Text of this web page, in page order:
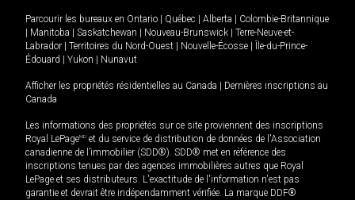
Parcourir les bureaux en Ontario Québec Alberta
Colombie-Britannique
Manitoba Saskatchewan Nouveau-Brunswick
Terre-Neuve-et-
Labrador
Territoires du Nord-Ouest Nouvelle-Écosse
Île-du-Prince-
Édouard
Yukon Nunavut
Afficher les propriétés résidentielles au Canada
Dernières inscriptions au
Canada
Les informations des propriétés sur ce site proviennent des inscriptions
Royal LePageMD et du service de distribution de données de l'Association
canadienne de l’immobilier (SDD®). SDD® met en référence des
inscriptions tenues par des agences immobilières autres que Royal
LePage et ses distributeurs. L'exactitude de l'information n'est pas
garantie et devrait être indépendamment vérifiée. La marque DDF®